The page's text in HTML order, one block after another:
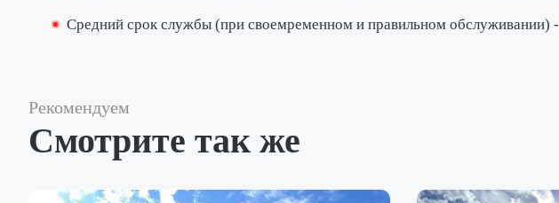
Средний срок службы (при своемременном и правильном обслуживании) -
Рекомендуем
Смотрите так же